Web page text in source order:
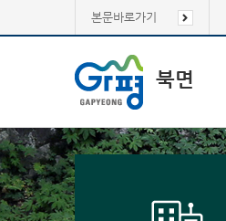
본문바로가기
북면